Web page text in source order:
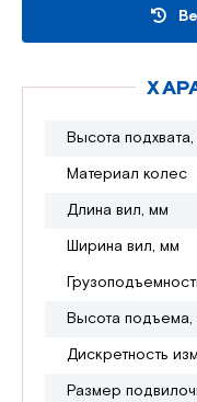
Высота
Материал колес
Длина вил, мм
Ширина вил, мм
Высота подъема,
Дискретность
Размер